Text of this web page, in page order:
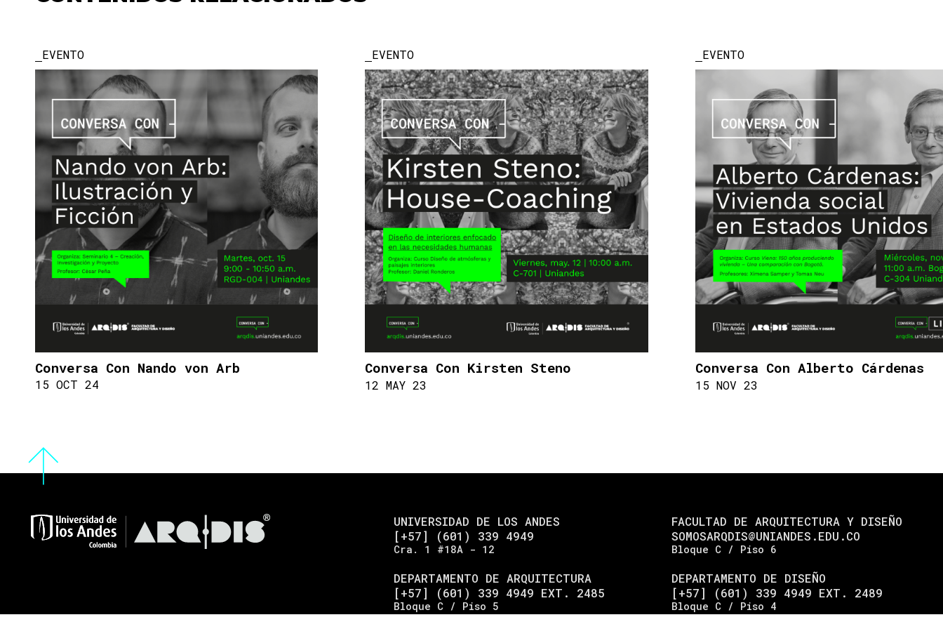
EVENTO
Conversa Con Nando von Arb
15 OCT 24
EVENTO
Conversa Con Kirsten Steno
12 MAY 23
EVENTO
Conversa Con Alberto Cárdenas
15 NOV 23
UNIVERSIDAD DE LOS ANDES
[+57] (601) 339 4949
Cra. 1 #18A - 12
FACULTAD DE ARQUITECTURA Y DISEÑO
SOMOSARQDIS@UNIANDES.EDU.CO
Bloque C / Piso 6
DEPARTAMENTO DE ARQUITECTURA
[+57] (601) 339 4949 EXT. 2485
Bloque C / Piso 5
DEPARTAMENTO DE DISEÑO
[+57] (601) 339 4949 EXT. 2489
Bloque C / Piso 4